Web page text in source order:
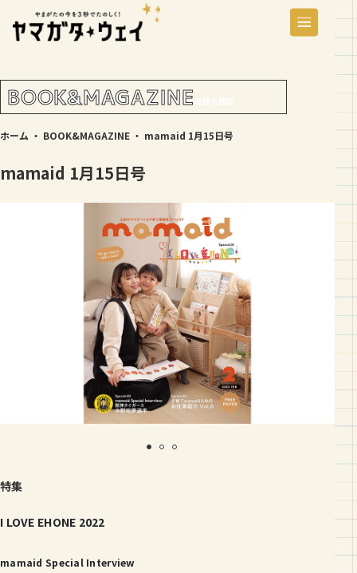
BOOK&MAGAZINE 書籍＆雑誌
ホーム ・ BOOK&MAGAZINE ・ mamaid 1月15日号
mamaid 1月15日号
特集
I LOVE EHONE 2022
mamaid Special Interview